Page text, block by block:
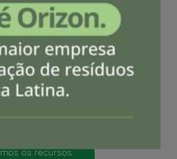
ativamente das
conscientização
ambiental.
os recursos